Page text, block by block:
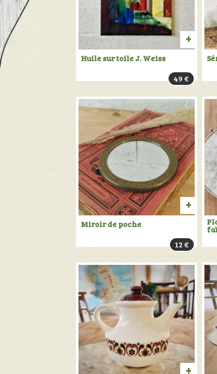
PANIER
Huile sur toile J. Weiss
49 €
PANIER
Miroir de poche
12 €